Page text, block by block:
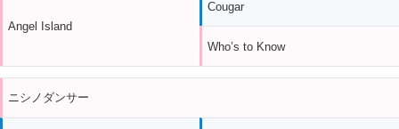
Angel Island
Cougar
Who’s to Know
ニシノダンサー